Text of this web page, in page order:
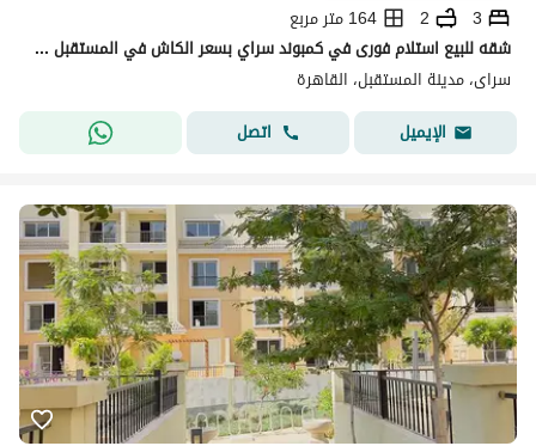
3
2
164 متر مربع
شقه للبيع استلام فورى في كمبوند سراي بسعر الكاش في المستقبل سيتي خصم الكاش 50% او بمقدم 10% فقط علي 8 سنوات | القاهره الجديده | Sarai
سراى، مدينة المستقبل، القاهرة
الإيميل
اتصل